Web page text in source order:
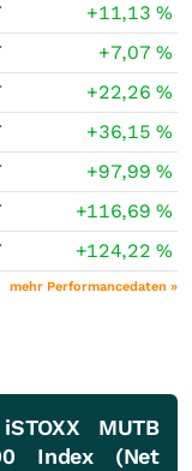
+11,13%
+7,07%
+22,26%
+36,15%
+97,99%
+116,69%
+124,22%
mehr Performancedaten »
MUTB
Index (Net